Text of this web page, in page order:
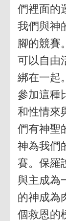
們裡面的
我們與神
腳的競賽
可以自由
綁在一起
參加這種
和性情來
們有神聖
神為我們
賽。保羅
與主成為
的神成為
個救恩的